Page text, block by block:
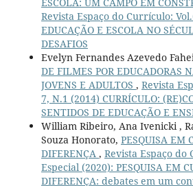
Revista Espaço do Currículo:
EDUCAÇÃO E ESCOLA NO
DESAFIOS
Evelyn Fernandes Azevedo
DE FILMES POR EDUCADORAS
JOVENS E ADULTOS , Revista
7, N.1 (2014) CURRÍCULO:
SENTIDOS DE EDUCAÇÃO E
William Ribeiro, Ana Ivenicki ,
Souza Honorato, PESQUISA EM
DIFERENÇA , Revista Espaço do
Especial (2020): PESQUISA EM
DIFERENÇA: debates em um